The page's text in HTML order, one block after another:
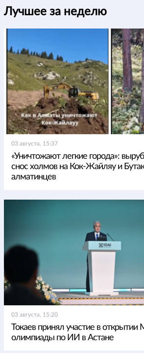
Лучшее за неделю
03 августа, 15:37
«Уничтожают легкие города»:
снос холмов на Кок-Жайляу и
алматинцев
03 августа, 15:20
Токаев принял участие в
олимпиады по ИИ в Астане